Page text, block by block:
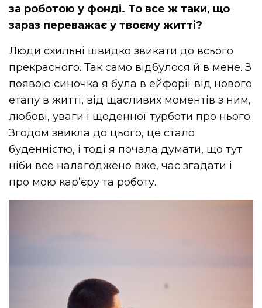
за роботою у фонді. То все ж таки, що
зараз переважає у твоєму житті?
Люди схильні швидко звикати до всього
прекрасного. Так само відбулося й в мене. З
появою синочка я була в ейфорії від нового
етапу в житті, від щасливих моментів з ним,
любові, уваги і щоденної турботи про нього.
Згодом звикла до цього, це стало
буденністю, і тоді я почала думати, що тут
ніби все налагоджено вже, час згадати і
про мою карʼєру та роботу.